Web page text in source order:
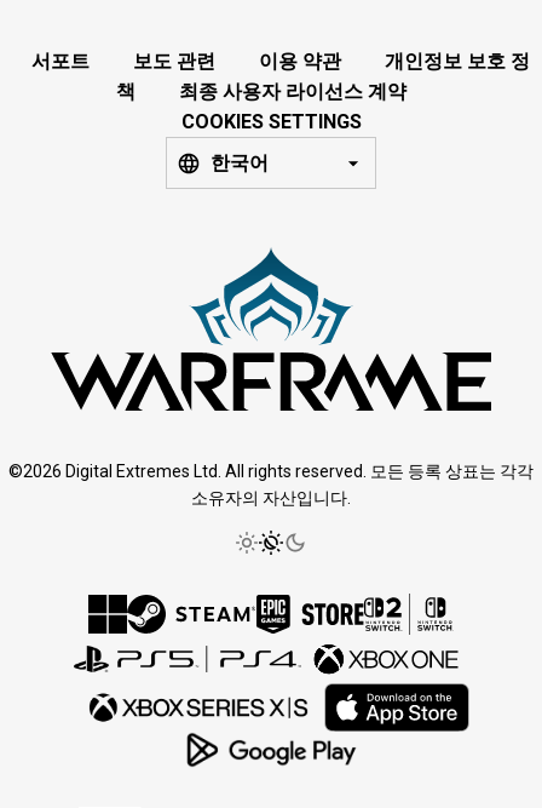
서포트 보도 관련 이용 약관
개인정보 보호 정
책
최종 사용자 라이선스 계약
COOKIES SETTINGS
한국어
©2026 Digital Extremes Ltd. All rights reserved. 모든 등록 상표는 각각
소유자의 자산입니다.